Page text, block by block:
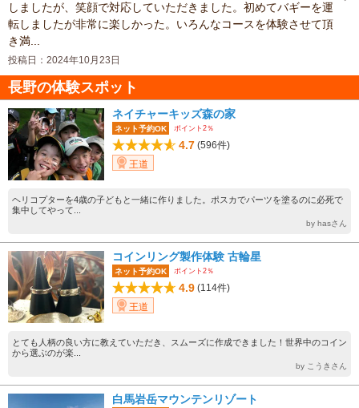
しましたが、笑顔で対応していただきました。初めてバギーを運
転しましたが非常に楽しかった。いろんなコースを体験させて頂
き満...
投稿日：2024年10月23日
長野の体験スポット
ネイチャーキッズ森の家
ネット予約OK ポイント2％
4.7 (596件)
王道
ヘリコプターを4歳の子どもと一緒に作りました。ポスカでパーツを塗るのに必死で
集中してやって...
by hasさん
コインリング製作体験 古輪星
ネット予約OK ポイント2％
4.9 (114件)
王道
とても人柄の良い方に教えていただき、スムーズに作成できました！世界中のコイン
から選ぶのが楽...
by こうきさん
白馬岩岳マウンテンリゾート